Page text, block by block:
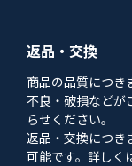
返品・交換
商品の品質につき
不良・破損などが
らせください。
返品・交換につき
可能です。詳しく